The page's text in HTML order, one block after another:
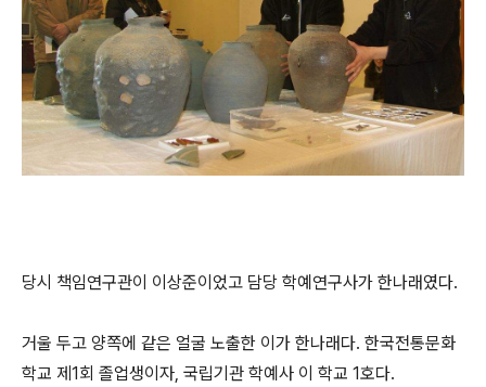
당시 책임연구관이 이상준이었고 담당 학예연구사가 한나래였다.
거울 두고 양쪽에 같은 얼굴 노출한 이가 한나래다. 한국전통문화
학교 제1회 졸업생이자, 국립기관 학예사 이 학교 1호다.